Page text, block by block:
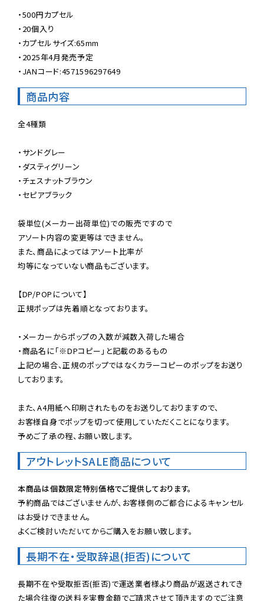
・500円カプセル
・20個入り
・カプセルサイズ:65mm
・2025年4月発売予定
・JANコード:4571596297649
商品内容
全4種類
・サンドグレー
・ダスティグリーン
・チェスナットブラウン
・セピアブラック
袋単位(メーカー出荷単位)での販売ですので
アソート内容の変更等はできません。
また、商品によってはアソート比率が
均等になっていない商品もございます。
【DP/POPについて】
正規ポップは先着順となっております。
・メーカーからポップの入数が減数入荷した場合
・商品名に「※DPコピー」と記載のあるもの
上記の場合、正規のポップではなくカラーコピーのポップをお送り
しております。
また、A4用紙へ印刷されたものをお送りしておりますので、
お客様自身でポップを切って使用していただくことになります。
予めご了承の程、お願い致します。
アウトレットSALE商品について
本商品は個数限定特別価格でご提供しております。
予約商品ではございませんが、お客様側のご都合によるキャンセル
はお受けできません。
よくご検討いただいてからご購入をお願い致します。
長期不在・受取辞退(拒否)について
長期不在や受取拒否(拒否)で運送業者様より商品が返送されてき
た場合往復の送料を実費金額でご請求させて頂きますのでご注意